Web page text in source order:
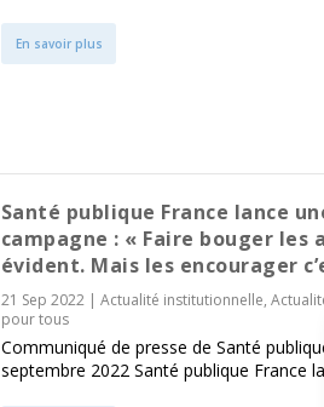
En savoir plus
Santé publique France lance
campagne : « Faire bouger les
évident. Mais les encourager
21 Sep 2022| Actualité institutionnelle,
pour tous
Communiqué de presse de Santé
septembre 2022 Santé publique France